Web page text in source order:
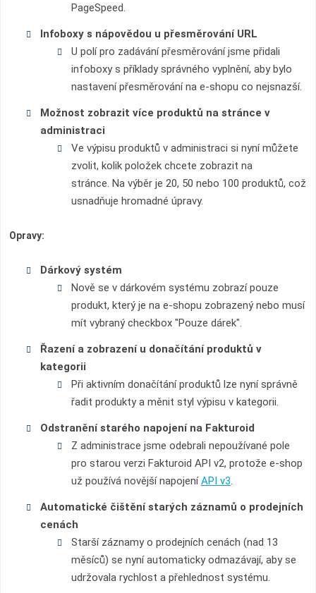
PageSpeed.
Infoboxy s nápovědou u přesměrování URL
U polí pro zadávání přesměrování jsme přidali
infoboxy s příklady správného vyplnění, aby bylo
nastavení přesměrování na e-shopu co nejsnazší.
Možnost zobrazit více produktů na stránce v
administraci
Ve výpisu produktů v administraci si nyní můžete
zvolit, kolik položek chcete zobrazit na
stránce. Na výběr je 20, 50 nebo 100 produktů, což
usnadňuje hromadné úpravy.
Opravy:
Dárkový systém
Nově se v dárkovém systému zobrazí pouze
produkt, který je na e-shopu zobrazený nebo musí
mít vybraný checkbox "Pouze dárek".
Řazení a zobrazení u donačítání produktů v
kategorii
Při aktivním donačítání produktů lze nyní správně
řadit produkty a měnit styl výpisu v kategorii.
Odstranění starého napojení na Fakturoid
Z administrace jsme odebrali nepoužívané pole
pro starou verzi Fakturoid API v2, protože e-shop
už používá novější napojeníAPI v3.
Automatické čištění starých záznamů o prodejních
cenách
Starší záznamy o prodejních cenách (nad 13
měsíců) se nyní automaticky odmazávají, aby se
udržovala rychlost a přehlednost systému.